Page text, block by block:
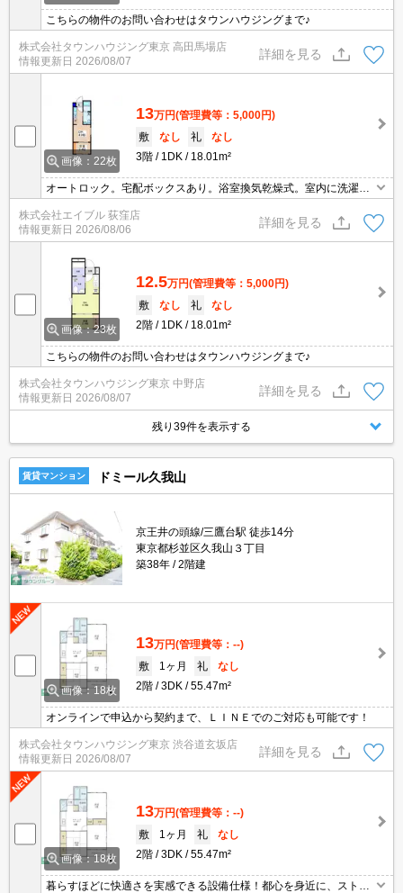
こちらの物件のお問い合わせはタウンハウジングまで♪
株式会社タウンハウジング東京 高田馬場店
情報更新日 2026/08/07
詳細を見る
画像：22枚
13万円(管理費等：5,000円)
敷
なし 礼
なし
3階
1DK 18.01m²
オートロック。宅配ボックスあり。浴室換気乾燥式。室内に洗濯機
置場あり。TVインターホン付き。仲介手数料家賃の55%。礼金0・
敷金0。初期費用がおさえられる物件。
株式会社エイブル 荻窪店
情報更新日 2026/08/06
詳細を見る
画像：23枚
12.5万円(管理費等：5,000円)
敷
なし 礼
なし
2階
1DK 18.01m²
こちらの物件のお問い合わせはタウンハウジングまで♪
株式会社タウンハウジング東京 中野店
情報更新日 2026/08/07
詳細を見る
残り39件を表示する
賃貸マンション ドミール久我山
京王井の頭線/三鷹台駅 徒歩14分
東京都杉並区久我山３丁目
築38年
2階建
画像：18枚
13万円(管理費等：--)
敷
1ヶ月 礼
なし
2階
3DK 55.47m²
オンラインで申込から契約まで、ＬＩＮＥでのご対応も可能です！
株式会社タウンハウジング東京 渋谷道玄坂店
情報更新日 2026/08/07
詳細を見る
画像：18枚
13万円(管理費等：--)
敷
1ヶ月 礼
なし
2階
3DK 55.47m²
暮らすほどに快適さを実感できる設備仕様！都心を身近に、ストレ